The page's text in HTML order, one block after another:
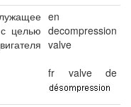
целью
en
decompression
valve
fr valve de